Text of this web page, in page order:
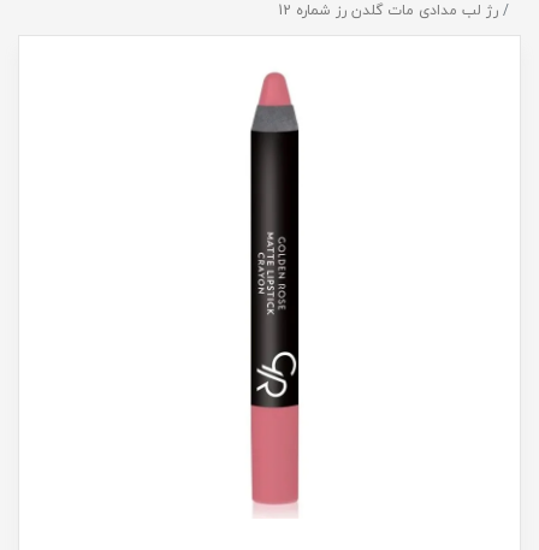
رژ لب مدادی مات گلدن رز شماره 12